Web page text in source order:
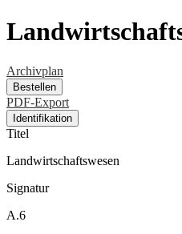
Archivplan
Bestellen
PDF-Export
Identifikation
Titel
Landwirtschaftswesen
Signatur
A.6